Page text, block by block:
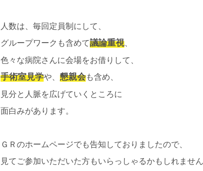
人数は、毎回定員制にして、
グループワークも含めて議論重視
色々な病院さんに会場をお借りして、
手術室見学や、 懇親会も含め、
見分と人脈を広げていくところに
面白みがあります。
ＧＲのホームページでも告知しておりましたので、
見てご参加いただいた方もいらっしゃるかもしれません